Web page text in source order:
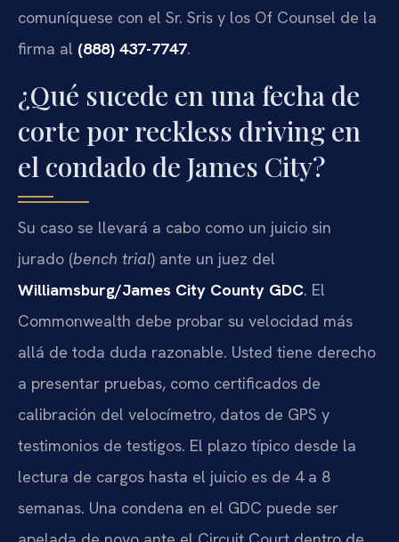
comuníquese con el Sr. Sris y los Of Counsel de la
firma al (888) 437-7747.
¿Qué sucede en una fecha de
corte por reckless driving en
el condado de James City?
Su caso se llevará a cabo como un juicio sin
jurado (bench trial) ante un juez del
Williamsburg/James City County GDC. El
Commonwealth debe probar su velocidad más
allá de toda duda razonable. Usted tiene derecho
a presentar pruebas, como certificados de
calibración del velocímetro, datos de GPS y
testimonios de testigos. El plazo típico desde la
lectura de cargos hasta el juicio es de 4 a 8
semanas. Una condena en el GDC puede ser